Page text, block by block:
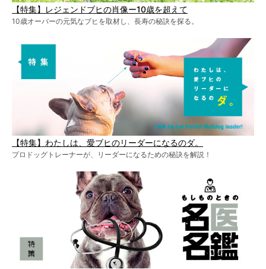
【特集】レジェンドブヒの肖像ー10歳を超えて
10歳オーバーの元気なブヒを取材し、長寿の秘訣を探る。
【特集】わたしは、愛ブヒのリーダーになるのダ。
プロドッグトレーナーが、リーダーになるための秘訣を解説！